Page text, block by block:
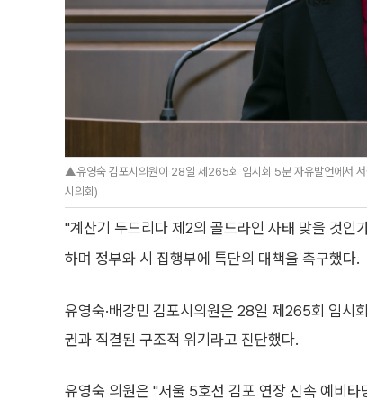
▲유영숙 김포시의원이 28일 제265회 임시회 5분 자유발언에서
시의회)
"계산기 두드리다 제2의 골드라인 사태 맞을 것인
하며 정부와 시 집행부에 특단의 대책을 촉구했다.
유영숙·배강민 김포시의원은 28일 제265회 임시
권과 직결된 구조적 위기라고 진단했다.
유영숙 의원은 "서울 5호선 김포 연장 신속 예비타